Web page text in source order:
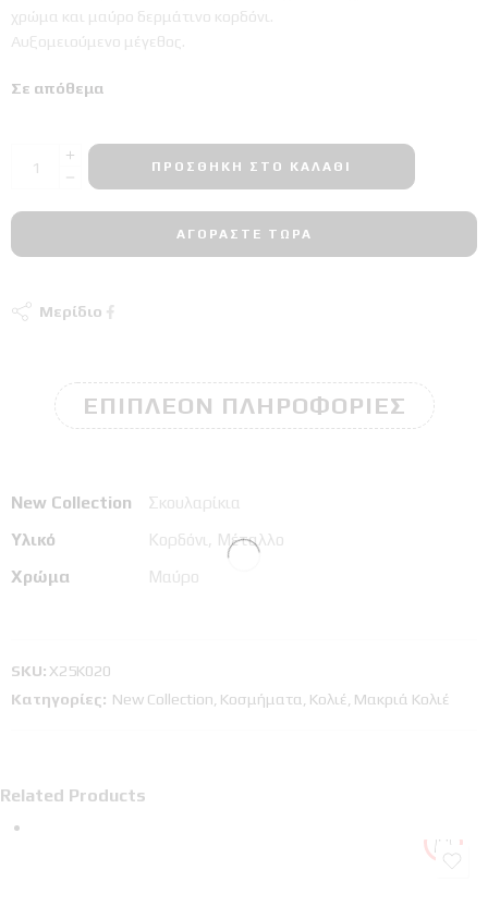
χρώμα και μαύρο δερμάτινο κορδόνι.
Αυξομειούμενο μέγεθος.
Σε απόθεμα
ΠΡΟΣΘΉΚΗ ΣΤΟ ΚΑΛΆΘΙ
ΑΓΟΡΆΣΤΕ ΤΏΡΑ
Μερίδιο
ΕΠΙΠΛΈΟΝ ΠΛΗΡΟΦΟΡΊΕΣ
New Collection
Σκουλαρίκια
Υλικό
Κορδόνι, Μέταλλο
Χρώμα
Μαύρο
SKU: Χ25Κ020
Κατηγορίες: New Collection Κοσμήματα Κολιέ Μακριά Κολιέ
Related Products